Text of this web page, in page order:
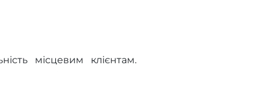
місцевим клієнтам.